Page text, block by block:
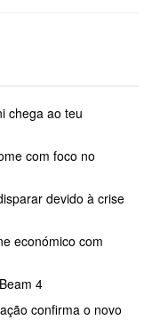
chega ao teu
com foco no
devido à crise
económico com
4
confirma o novo